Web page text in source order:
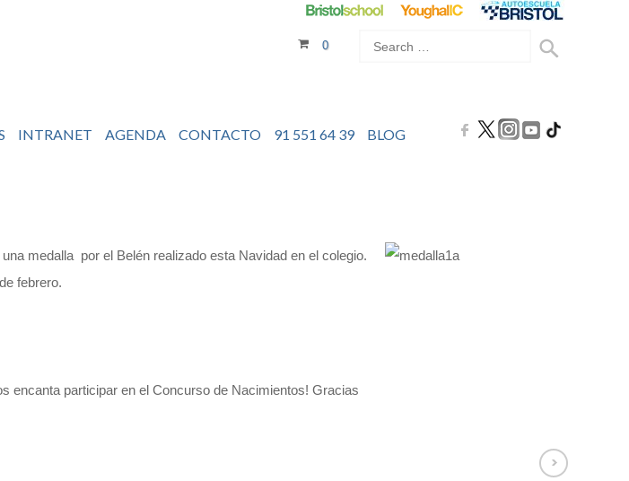
0
INTRANET AGENDA CONTACTO 91 551 64 39 BLOG
medalla por el Belén realizado esta Navidad en el colegio.
febrero.
encanta participar en el Concurso de Nacimientos! Gracias